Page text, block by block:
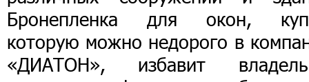
Бронепленка для окон,
которую можно недорого в
«ДИАТОН», избавит